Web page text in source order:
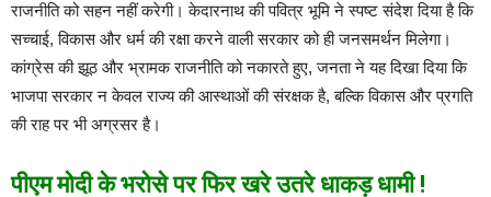
राजनीति को सहन नहीं करेगी। केदारनाथ की पवित्र भूमि ने स्पष्ट संदेश दिया है कि
सच्चाई, विकास और धर्म की रक्षा करने वाली सरकार को ही जनसमर्थन मिलेगा।
कांग्रेस की झूठ और भ्रामक राजनीति को नकारते हुए, जनता ने यह दिखा दिया कि
भाजपा सरकार न केवल राज्य की आस्थाओं की संरक्षक है, बल्कि विकास और प्रगति
की राह पर भी अग्रसर है।
पीएम मोदी के भरोसे पर फिर खरे उतरे धाकड़ धामी !